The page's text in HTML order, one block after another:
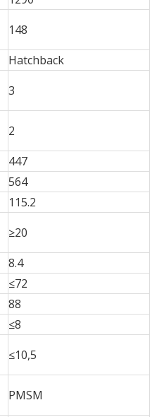
148
Hatchback
3
2
447
564
115.2
≥20
8.4
≤72
88
≤8
≤10,5
PMSM